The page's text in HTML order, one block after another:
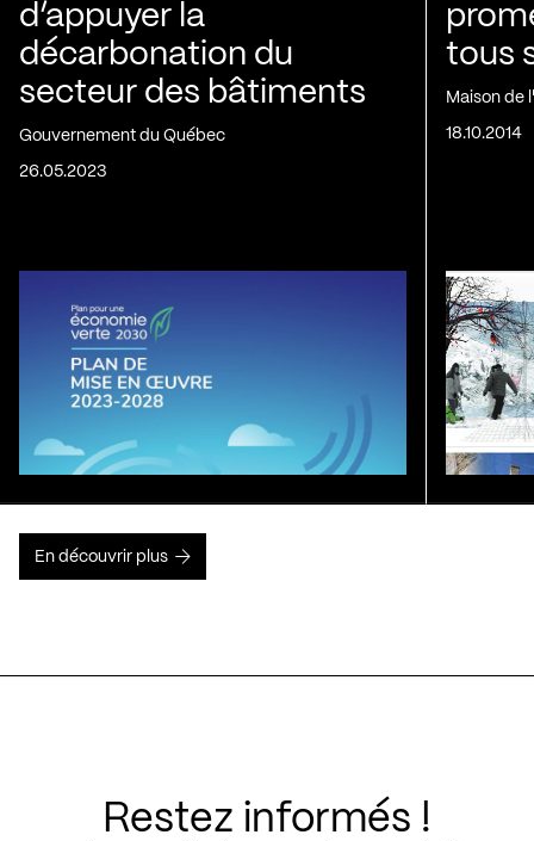
d’appuyer la
décarbonation du
secteur des bâtiments
Gouvernement du Québec
26.05.2023
tous
Maison de
18.10.2014
En découvrir plus
Restez informés !